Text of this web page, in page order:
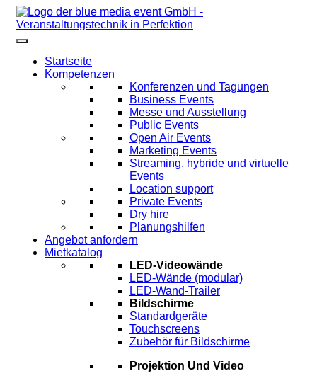
Startseite
Kompetenzen
Konferenzen und Tagungen
Business Events
Messe und Ausstellung
Public Events
Open Air Events
Marketing Events
Streaming, hybride und virtuelle
Events
Location support
Private Events
Dry hire
Planungshilfen
Angebot anfordern
Mietkatalog
LED-Videowände
LED-Wände (modular)
LED-Wand-Trailer
Bildschirme
Standardgeräte
Touchscreens
Zubehör für Bildschirme
Projektion Und Video